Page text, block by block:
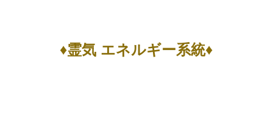
♦霊気 エネルギー系統♦